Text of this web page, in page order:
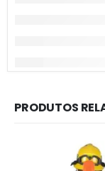
PRODUTOS